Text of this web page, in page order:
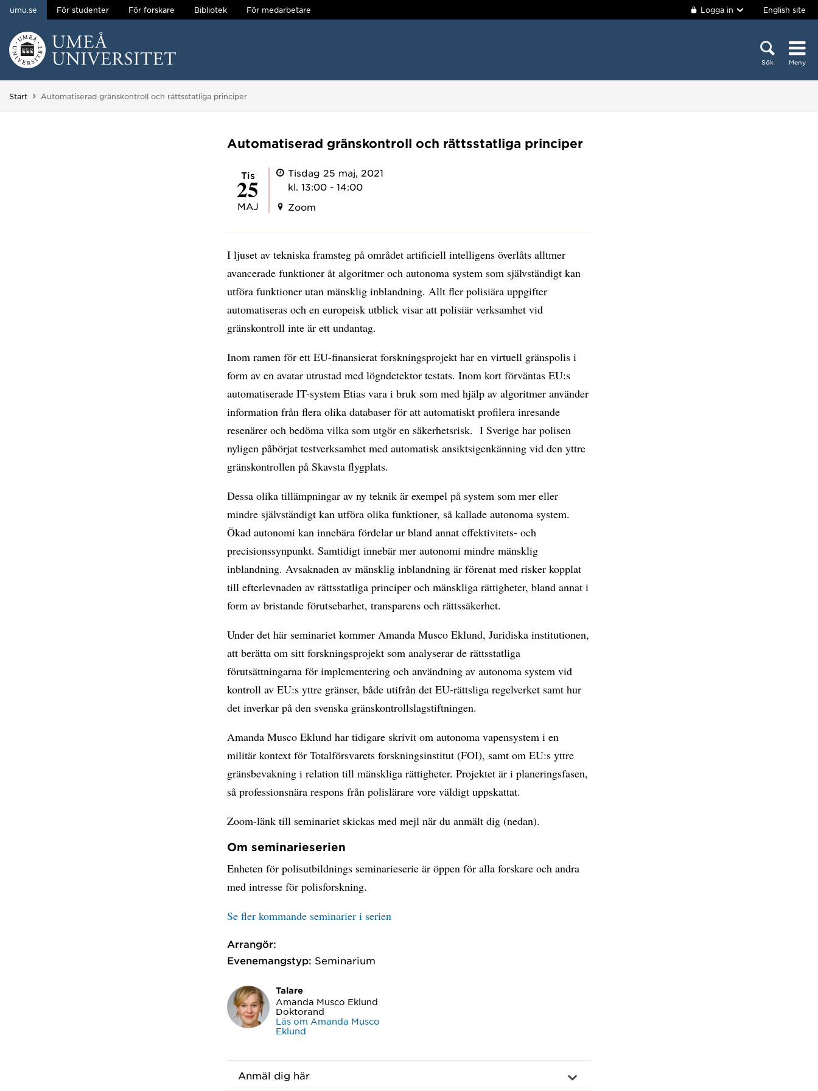
Hoppa direkt till innehållet
umu.se För studenter För forskare Bibliotek För medarbetare Logga in English site
Sök Meny
Huvudmenyn dold.
Start Du är här:
Automatiserad gränskontroll och rättsstatliga principer
Automatiserad gränskontroll och rättsstatliga principer
tis
25
MAJ
Tisdag 25 maj, 2021
kl. 13:00 - 14:00
Zoom
I ljuset av tekniska framsteg på området artificiell intelligens överlåts alltmer
avancerade funktioner åt algoritmer och autonoma system som självständigt kan
utföra funktioner utan mänsklig inblandning. Allt fler polisiära uppgifter
automatiseras och en europeisk utblick visar att polisiär verksamhet vid
gränskontroll inte är ett undantag.
Inom ramen för ett EU-finansierat forskningsprojekt har en virtuell gränspolis i
form av en avatar utrustad med lögndetektor testats. Inom kort förväntas EU:s
automatiserade IT-system Etias vara i bruk som med hjälp av algoritmer använder
information från flera olika databaser för att automatiskt profilera inresande
resenärer och bedöma vilka som utgör en säkerhetsrisk. I Sverige har polisen
nyligen påbörjat testverksamhet med automatisk ansiktsigenkänning vid den yttre
gränskontrollen på Skavsta flygplats.
Dessa olika tillämpningar av ny teknik är exempel på system som mer eller
mindre självständigt kan utföra olika funktioner, så kallade autonoma system.
Ökad autonomi kan innebära fördelar ur bland annat effektivitets- och
precisionssynpunkt. Samtidigt innebär mer autonomi mindre mänsklig
inblandning. Avsaknaden av mänsklig inblandning är förenat med risker kopplat
till efterlevnaden av rättsstatliga principer och mänskliga rättigheter, bland annat i
form av bristande förutsebarhet, transparens och rättssäkerhet.
Under det här seminariet kommer Amanda Musco Eklund, Juridiska institutionen,
att berätta om sitt forskningsprojekt som analyserar de rättsstatliga
förutsättningarna för implementering och användning av autonoma system vid
kontroll av EU:s yttre gränser, både utifrån det EU-rättsliga regelverket samt hur
det inverkar på den svenska gränskontrollslagstiftningen.
Amanda Musco Eklund har tidigare skrivit om autonoma vapensystem i en
militär kontext för Totalförsvarets forskningsinstitut (FOI), samt om EU:s yttre
gränsbevakning i relation till mänskliga rättigheter. Projektet är i planeringsfasen,
så professionsnära respons från polislärare vore väldigt uppskattat.
Zoom-länk till seminariet skickas med mejl när du anmält dig (nedan).
Om seminarieserien
Enheten för polisutbildnings seminarieserie är öppen för alla forskare och andra
med intresse för polisforskning.
Se fler kommande seminarier i serien
Arrangör:
Evenemangstyp: Seminarium
Talare
Amanda Musco Eklund
Doktorand
Läs om Amanda Musco
Eklund
Anmäl dig här